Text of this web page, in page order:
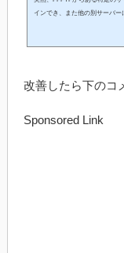
インでき、また他の別サーバ
改善したら下のコ
Sponsored Link